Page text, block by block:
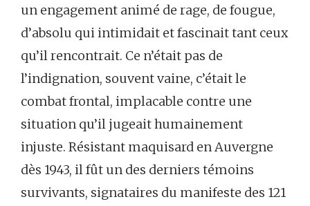
un engagement animé de rage, de fougue,
d’absolu qui intimidait et fascinait tant ceux
qu’il rencontrait. Ce n’était pas de
l’indignation, souvent vaine, c’était le
combat frontal, implacable contre une
situation qu’il jugeait humainement
injuste. Résistant maquisard en Auvergne
dès 1943, il fût un des derniers témoins
survivants, signataires du manifeste des 121